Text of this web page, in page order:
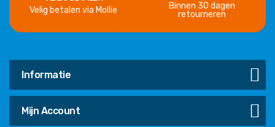
Velig betalen via Mollie
Binnen 30 dagen
retourneren
Informatie
Mijn Account